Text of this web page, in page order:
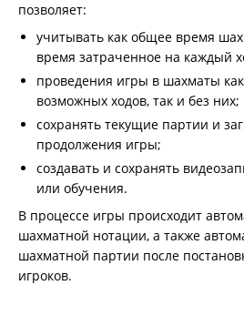
позволяет:
учитывать как общее время
время затраченное на каждый
проведения игры в шахматы
возможных ходов, так и без них;
сохранять текущие партии и
продолжения игры;
создавать и сохранять
или обучения.
В процессе игры происходит
шахматной нотации, а также
шахматной партии после
игроков.